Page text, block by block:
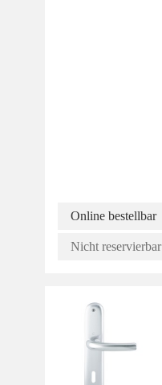
Online bestellbar
Nicht reservierbar